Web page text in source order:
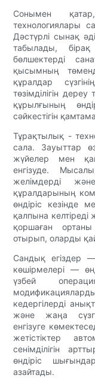
Сонымен
технологиялары
Дәстүрлі сынақ
табылады,
бөлшектерді
қысымның
құралдар
төзімділігін
құрылғының
сәйкестігін
Тұрақтылық -
сала. Зауыттар
жүйелер мен
енгізуде.
желімдерді
құралдарының
өндіріс кезінде
қалпына келтіреді
қоршаған
отырып, оларды
Сандық егіздер
көшірмелері —
үзбей
кедергілерді
және жаңа
енгізуге
жетістіктер
сенімділігін
өндіріс
азайтады.